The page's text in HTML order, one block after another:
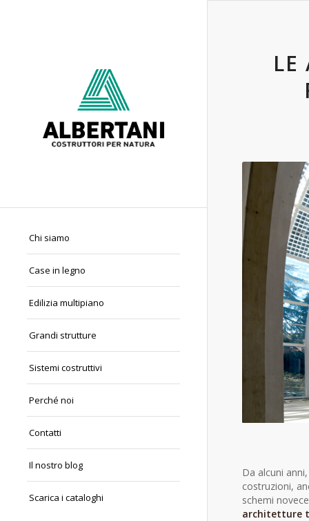
Chi siamo
Case in legno
Edilizia multipiano
Grandi strutture
Sistemi costruttivi
Perché noi
Contatti
Il nostro blog
Scarica i cataloghi
LE
Da alcuni
costruzioni,
schemi
architetture